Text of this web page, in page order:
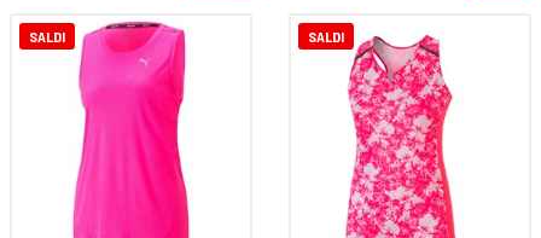
SALDI SALDI